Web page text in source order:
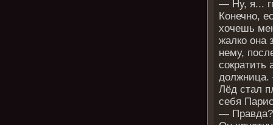
— Ну, я...
Конечно,
хочешь
жалко она
нему,
должница.
Лёд стал
себя
—